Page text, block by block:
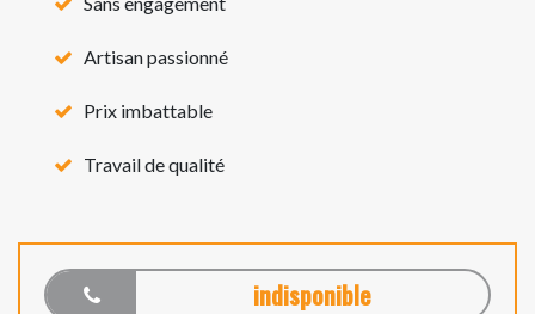
Artisan passionné
Prix imbattable
Travail de qualité
indisponible